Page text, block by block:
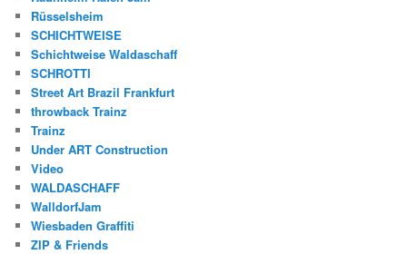
Rüsselsheim
SCHICHTWEISE
Schichtweise Waldaschaff
SCHROTTI
Street Art Brazil Frankfurt
throwback Trainz
Trainz
Under ART Construction
Video
WALDASCHAFF
WalldorfJam
Wiesbaden Graffiti
ZIP & Friends